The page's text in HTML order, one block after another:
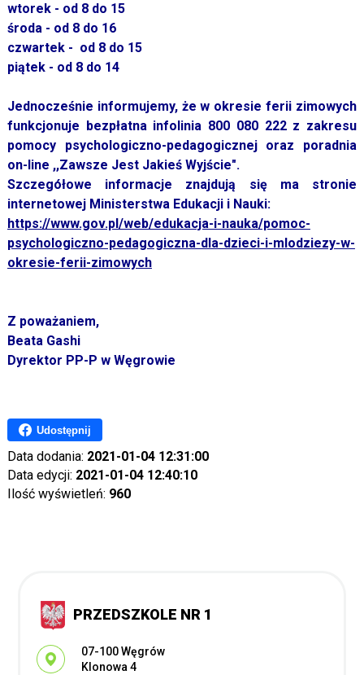
wtorek - od 8 do 15
środa - od 8 do 16
czwartek - od 8 do 15
piątek - od 8 do 14
Jednocześnie informujemy, że w okresie ferii zimowych
funkcjonuje bezpłatna infolinia 800 080 222 z zakresu
pomocy psychologiczno-pedagogicznej oraz poradnia
on-line ,,Zawsze Jest Jakieś Wyjście".
Szczegółowe informacje znajdują się ma stronie
internetowej Ministerstwa Edukacji i Nauki:
https://www.gov.pl/web/edukacja-i-nauka/pomoc-
psychologiczno-pedagogiczna-dla-dzieci-i-mlodziezy-w-
okresie-ferii-zimowych
Z poważaniem,
Beata Gashi
Dyrektor PP-P w Węgrowie
Udostępnij
Data dodania: 2021-01-04 12:31:00
Data edycji: 2021-01-04 12:40:10
Ilość wyświetleń: 960
PRZEDSZKOLE NR 1
Adres pocztowy:
07-100 Węgrów
Klonowa 4